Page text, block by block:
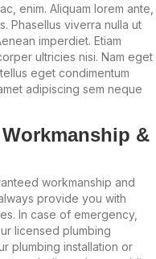
enim. Aliquam lorem ante,
Phasellus viverra nulla ut
imperdiet. Etiam
ultricies nisi. Nam eget
eget condimentum
adipiscing sem neque
&
workmanship and
provide you with
In case of emergency,
licensed plumbing
plumbing installation or